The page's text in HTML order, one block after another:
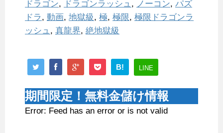
ドラゴン, ドラゴンラッシュ, ノーコン, パズ
ドラ , 動画, 地獄級, 極, 極限, 極限ドラゴンラ
ッシュ, 真龍界, 絶地獄級
B! LINE
期間限定！無料金儲け情報
Error: Feed has an error or is not valid